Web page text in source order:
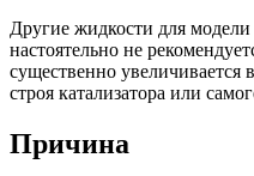
Другие жидкости для
настоятельно не
существенно увеличивается
строя катализатора или
Причина